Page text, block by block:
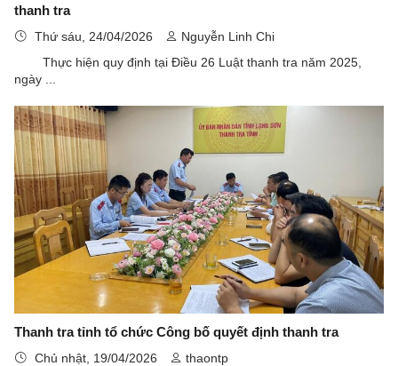
thanh tra
Thứ sáu, 24/04/2026
Nguyễn Linh Chi
Thực hiện quy định tại Điều 26 Luật thanh tra năm 2025,
ngày ...
Thanh tra tỉnh tổ chức Công bố quyết định thanh tra
Chủ nhật, 19/04/2026
thaontp